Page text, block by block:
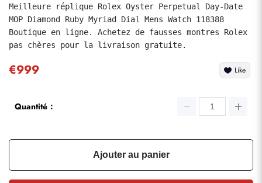
Meilleure réplique Rolex Oyster Perpetual Day-Date
MOP Diamond Ruby Myriad Dial Mens Watch 118388
Boutique en ligne. Achetez de fausses montres Rolex
pas chères pour la livraison gratuite.
€999 Like
Quantité：
Ajouter au panier